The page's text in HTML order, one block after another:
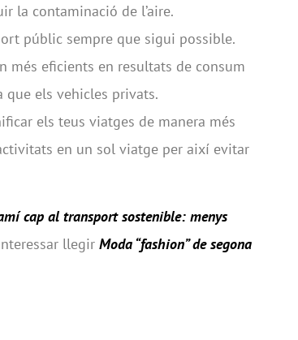
la contaminació de l’aire.
públic sempre que sigui possible.
més eficients en resultats de consum
que els vehicles privats.
els teus viatges de manera més
en un sol viatge per així evitar
cap al transport sostenible: menys
llegir Moda “fashion” de segona